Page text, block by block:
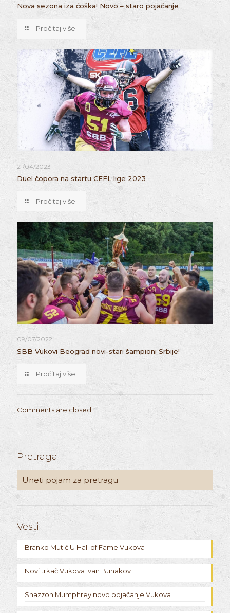
Nova sezona iza ćoška! Novo – staro pojačanje
Pročitaj više
21/04/2023
Duel čopora na startu CEFL lige 2023
Pročitaj više
09/07/2022
SBB Vukovi Beograd novi-stari šampioni Srbije!
Pročitaj više
Comments are closed.
Pretraga
Vesti
Branko Mutić U Hall of Fame Vukova
Novi trkač Vukova Ivan Bunakov
Shazzon Mumphrey novo pojačanje Vukova